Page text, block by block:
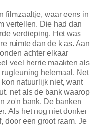
filmzaaltje, waar eens in
vertellen. Die had dan
verdieping. Het was
ruimte dan de klas. Aan
achter elkaar
veel herrie maakten als
helemaal. Net
natuurlijk niet, want
net als de bank waarop
zo'n bank. De banken
Als het nog niet donker
door een groot raam. Je